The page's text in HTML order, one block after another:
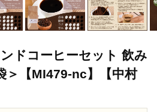
ドコーヒーセット 飲み
＞【MI479-nc】【中村